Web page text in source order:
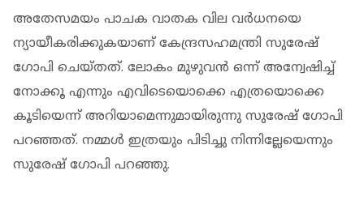
അതേസമയം പാചക വാതക വില വര്‍ധനയെ
ന്യായീകരിക്കുകയാണ് കേന്ദ്രസഹമന്ത്രി സുരേഷ്
ഗോപി ചെയ്തത്. ലോകം മുഴുവന്‍ ഒന്ന് അന്വേഷിച്ച്
നോക്കൂ എന്നും എവിടെയൊക്കെ എത്രയൊക്കെ
കൂടിയെന്ന് അറിയാമെന്നുമായിരുന്നു സുരേഷ് ഗോപി
പറഞ്ഞത്. നമ്മള്‍ ഇത്രയും പിടിച്ചു നിന്നില്ലേയെന്നും
സുരേഷ് ഗോപി പറഞ്ഞു.